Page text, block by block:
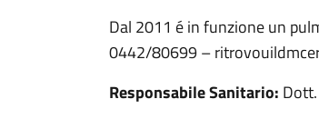
Dal 2011 é in funzione un
0442/80699 –
Responsabile Sanitario: